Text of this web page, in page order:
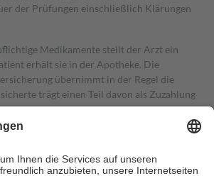
der Prüfungen einschließlich Klärungen
Medikamente stellt der Arzt ein
erhält sie in der Apotheke. Die
übernimmt in der Regel die
trägt einen Teil davon als Zuzahlung
Zuzahlungen in Höhe von zehn
Es sind jedoch nie mehr als die tatsächlichen
entrichten.